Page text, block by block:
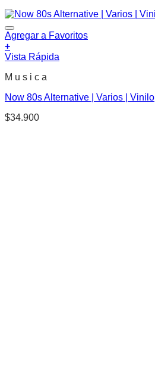
Agregar a Favoritos
+
Vista Rápida
M u s i c a
Now 80s Alternative | Varios | Vinilo
$34.900